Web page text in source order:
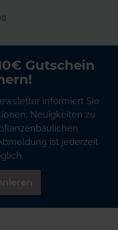
Gutschein
informiert Sie
Neuigkeiten zu
ist jederzeit